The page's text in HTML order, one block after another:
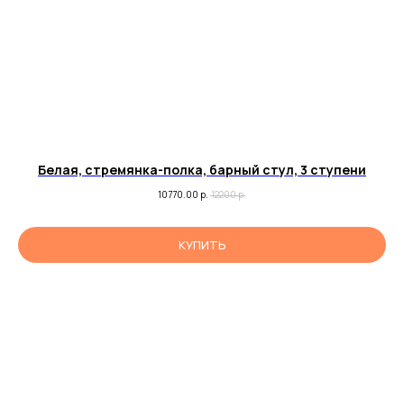
Белая, стремянка-полка, барный стул, 3 ступени
10770.00 р. 12200р.
КУПИТЬ